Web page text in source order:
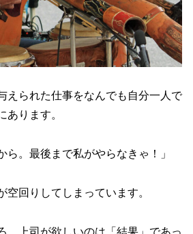
えられた仕事をなんでも自分一人で
あります。
ら。最後まで私がやらなきゃ！」
空回りしてしまっています。
、上司が欲しいのは「結果」であっ